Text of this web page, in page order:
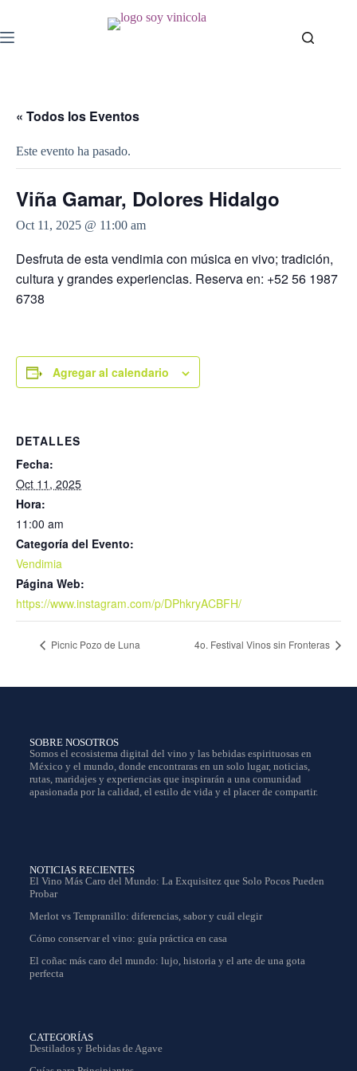
« Todos los Eventos
Este evento ha pasado.
Viña Gamar, Dolores Hidalgo
Oct 11, 2025 @ 11:00 am
Desfruta de esta vendimia con música en vivo; tradición,
cultura y grandes experiencias. Reserva en: +52 56 1987
6738
Agregar al calendario
DETALLES
Fecha:
Oct 11, 2025
Hora:
11:00 am
Categoría del Evento:
Vendimia
Página Web:
https://www.instagram.com/p/DPhkryACBFH/
Picnic Pozo de Luna 4o. Festival Vinos sin Fronteras
SOBRE NOSOTROS
Somos el ecosistema digital del vino y las bebidas espirituosas en
México y el mundo, donde encontraras en un solo lugar, noticias,
rutas, maridajes y experiencias que inspirarán a una comunidad
apasionada por la calidad, el estilo de vida y el placer de compartir.
NOTICIAS RECIENTES
El Vino Más Caro del Mundo: La Exquisitez que Solo Pocos Pueden
Probar
Merlot vs Tempranillo: diferencias, sabor y cuál elegir
Cómo conservar el vino: guía práctica en casa
El coñac más caro del mundo: lujo, historia y el arte de una gota
perfecta
CATEGORÍAS
Destilados y Bebidas de Agave